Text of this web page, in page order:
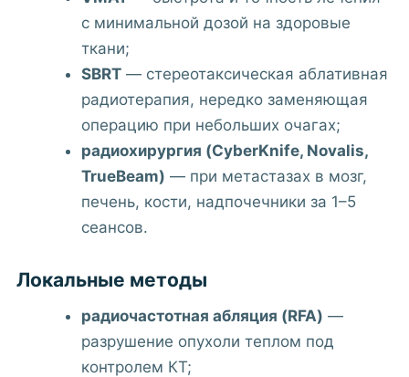
с минимальной дозой на здоровые
ткани;
SBRT — стереотаксическая аблативная
радиотерапия, нередко заменяющая
операцию при небольших очагах;
радиохирургия (CyberKnife, Novalis,
TrueBeam) — при метастазах в мозг,
печень, кости, надпочечники за 1–5
сеансов.
Локальные методы
радиочастотная абляция (RFA) —
разрушение опухоли теплом под
контролем КТ;